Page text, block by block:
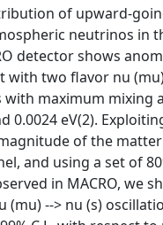
of upward-
neutrinos in
detector shows
with two flavor nu
with maximum mixing
0.0024 eV(2).
of the
and using a set of
in MACRO, we
(mu) --> nu (s)